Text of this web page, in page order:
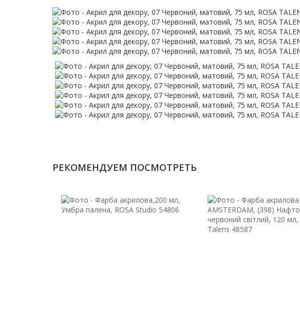
РЕКОМЕНДУЕМ ПОСМОТРЕТЬ